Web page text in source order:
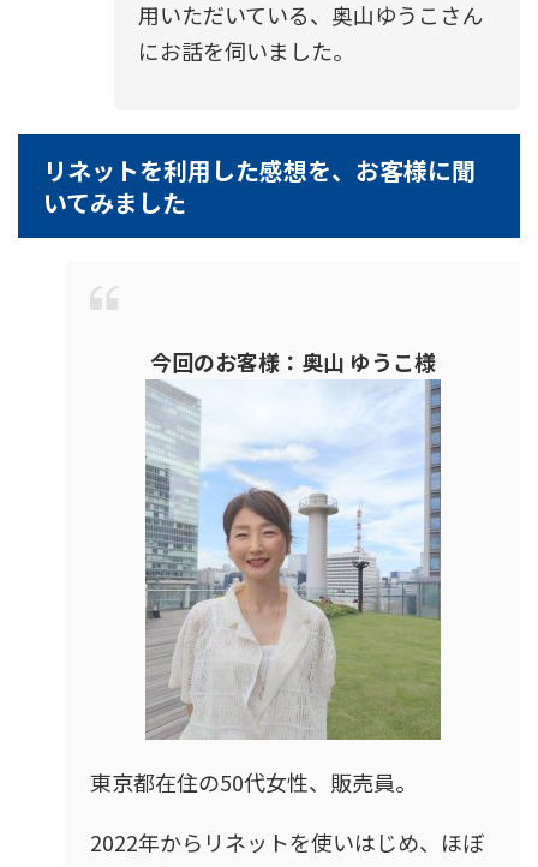
用いただいている、 奥山ゆうこ さん
にお話を伺いました。
リネットを利用した感想を、お客様に聞
いてみました
今回のお客様：奥山 ゆうこ様
東京都在住の50代女性、販売員。
2022年からリネットを使いはじめ、ほぼ